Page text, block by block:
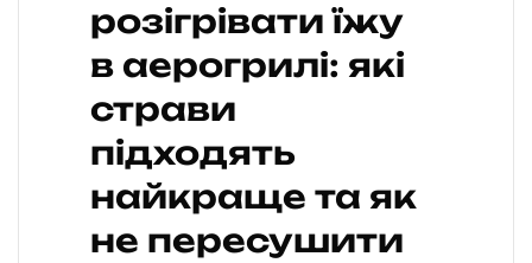
розігрівати їжу
в аерогрилі: які
страви
підходять
найкраще та як
не пересушити